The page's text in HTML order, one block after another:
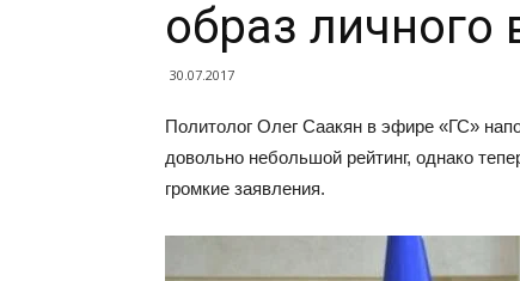
образ личного
30.07.2017
Политолог Олег Саакян в эфире «ГС»
довольно небольшой рейтинг, однако
громкие заявления.